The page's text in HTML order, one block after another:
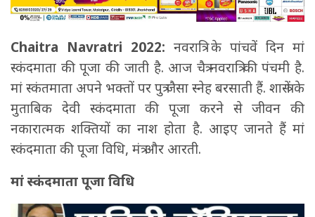
Chaitra Navratri 2022: नवरात्रि के पांचवें दिन मां
स्कंदमाता की पूजा की जाती है. आज चैत्र नवरात्रि की पंचमी है.
मां स्कंतमाता अपने भक्तों पर पुत्र जैसा स्नेह बरसाती हैं. शास्त्रों के
मुताबिक देवी स्कंदमाता की पूजा करने से जीवन की
नकारात्मक शक्तियों का नाश होता है. आइए जानते हैं मां
स्कंदमाता की पूजा विधि, मंत्र और आरती.
मां स्कंदमाता पूजा विधि